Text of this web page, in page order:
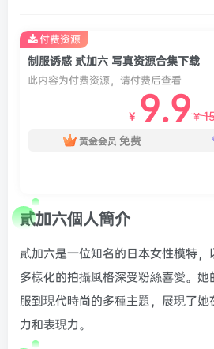
制服诱惑 貳加六 写真资源合集下载
此内容为付费资源，请付费后查看
￥ 9.9￥
黄金会员 免费
付费资源
貳加六個人簡介
貳加六是一位知名的日本女性模特
多樣化的拍攝風格深受粉絲喜愛。
服到現代時尚的多種主題，展現了
力和表現力。